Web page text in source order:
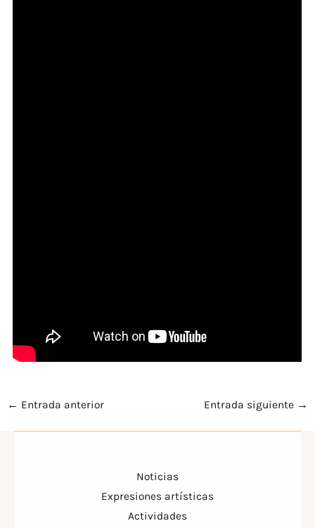
← Entrada anterior Entrada siguiente →
Noticias
Expresiones artísticas
Actividades